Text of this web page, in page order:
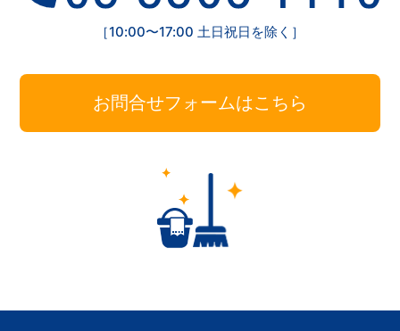
［10:00〜17:00 土日祝日を除く］
お問合せフォームはこちら